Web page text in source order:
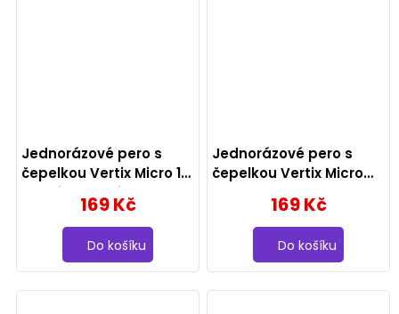
Jednorázové pero s
čepelkou Vertix Micro 18U
na microblading -
169 Kč
Do košíku
Jednorázové pero s
čepelkou Vertix Micro
Round Shader 8 na
microblading - 0.20mm
169 Kč
Do košíku